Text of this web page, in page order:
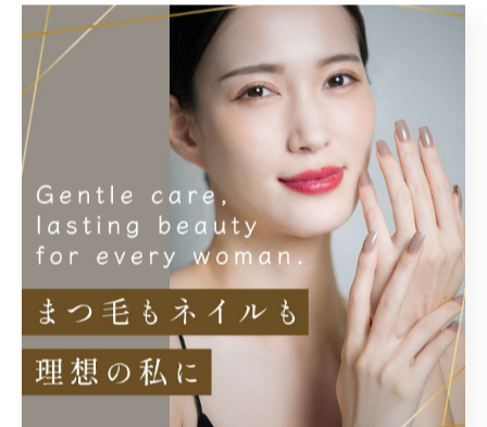
さい！ 当店では、お客様一人ひとりの目の形や生え癖、
お好みの雰囲気に合わせた丁寧なカウンセリングを大切
にしています。 マツエクの持ちが悪くて悩んでいる方 存
在感はあるけれど、優しくナチュラルなお目元に仕上げ
たい方 自まつ毛を労わりながらボリュームアップしたい
方 ぜひ一度、当店のWフラットラッシュをお試しくださ
い！驚きのキープ力とカラーによる印象の変化に、きっ
と感動していただけるはずです。 皆様のご来店を、心よ
りお待ちしております。
----------------------------------------------------------------------
まつげパーマ/マツエク/眉毛 Eclat du Bonheur